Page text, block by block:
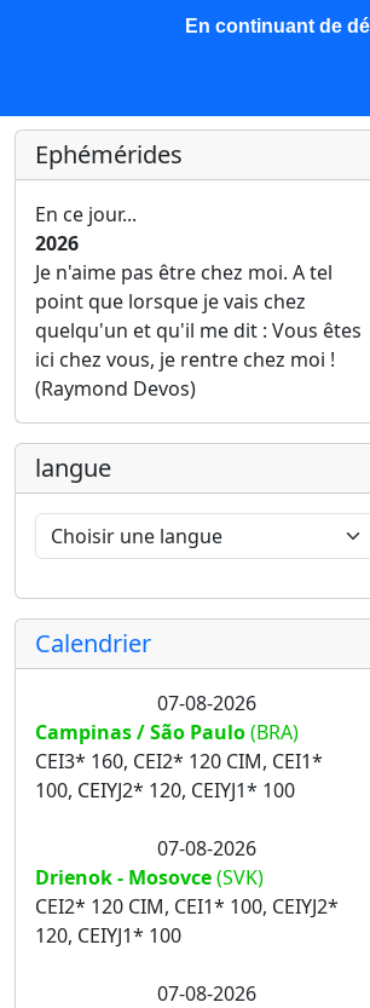
Les nouvelles Base
Ephémérides
En ce jour...
2026
Je n'aime pas être chez moi. A tel
point que lorsque je vais chez
quelqu'un et qu'il me dit : Vous êtes
ici chez vous, je rentre chez moi !
(Raymond Devos)
langue
Calendrier
07-08-2026
Campinas / São Paulo(BRA)
CEI3* 160, CEI2* 120 CIM, CEI1*
100, CEIYJ2* 120, CEIYJ1* 100
07-08-2026
Drienok - Mosovce(SVK)
CEI2* 120 CIM, CEI1* 100, CEIYJ2*
120, CEIYJ1* 100
07-08-2026
En continuant de